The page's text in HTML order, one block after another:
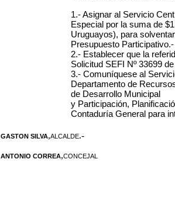
1.- Asignar al Servicio
Especial por la suma de
Uruguayos), para
Presupuesto Participativo.-
2.- Establecer que la
Solicitud SEFI Nº 33699
3.- Comuníquese al
Departamento de
de Desarrollo Municipal
y Participación,
Contaduría General para
GASTON SILVA,ALCALDE.-
ANTONIO CORREA,CONCEJAL